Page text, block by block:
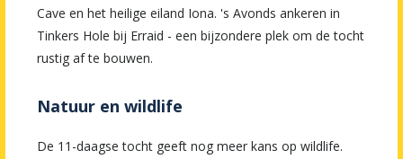
Cave en het heilige eiland Iona. 's Avonds ankeren in
Tinkers Hole bij Erraid - een bijzondere plek om de tocht
rustig af te bouwen.
Natuur en wildlife
De 11-daagse tocht geeft nog meer kans op wildlife.